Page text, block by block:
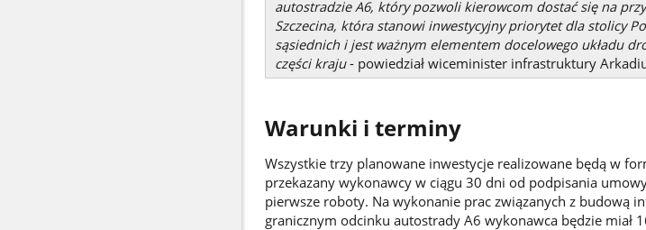
autostradzie A6, który pozwoli kierowcom dostać się na
Szczecina, która stanowi inwestycyjny priorytet dla stolicy
sąsiednich i jest ważnym elementem docelowego układu
części kraju- powiedział wiceminister infrastruktury
Warunki i terminy
Wszystkie trzy planowane inwestycje realizowane będą w
przekazany wykonawcy w ciągu 30 dni od podpisania
pierwsze roboty. Na wykonanie prac związanych z budową
granicznym odcinku autostrady A6 wykonawca będzie miał